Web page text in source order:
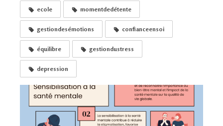
ecole momentdedétente
gestiondesémotions confianceensoi
équilibre gestiondustress
depression